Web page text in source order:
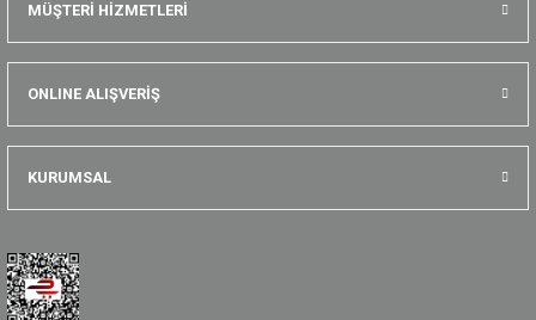
MÜŞTERİ HİZMETLERİ
ONLINE ALIŞVERİŞ
KURUMSAL